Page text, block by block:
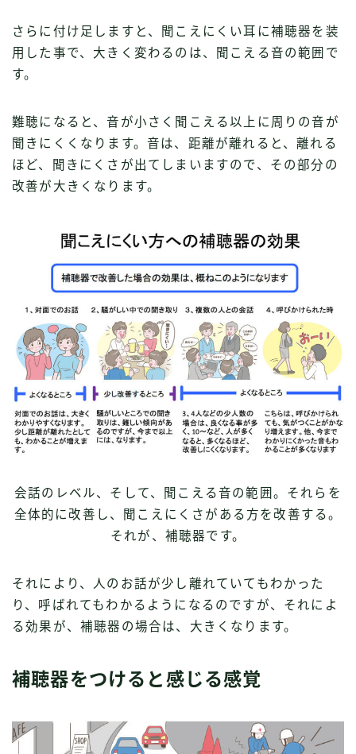
さらに付け足しますと、聞こえにくい耳に補聴器を装
用した事で、大きく変わるのは、聞こえる音の範囲で
す。
難聴になると、音が小さく聞こえる以上に周りの音が
聞きにくくなります。音は、距離が離れると、離れる
ほど、聞きにくさが出てしまいますので、その部分の
改善が大きくなります。
会話のレベル、そして、聞こえる音の範囲。それらを
全体的に改善し、聞こえにくさがある方を改善する。
それが、補聴器です。
それにより、人のお話が少し離れていてもわかった
り、呼ばれてもわかるようになるのですが、それによ
る効果が、補聴器の場合は、大きくなります。
補聴器をつけると感じる感覚